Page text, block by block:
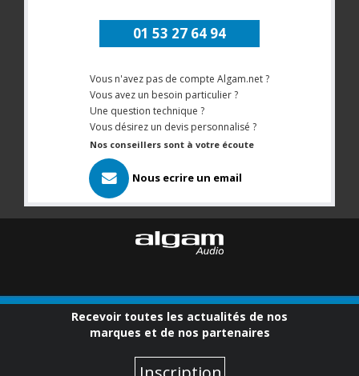
01 53 27 64 94
Vous n'avez pas de compte Algam.net ?
Vous avez un besoin particulier ?
Une question technique ?
Vous désirez un devis personnalisé ?
Nos conseillers sont à votre écoute
Nous ecrire un email
Recevoir toutes les actualités de nos
marques et de nos partenaires